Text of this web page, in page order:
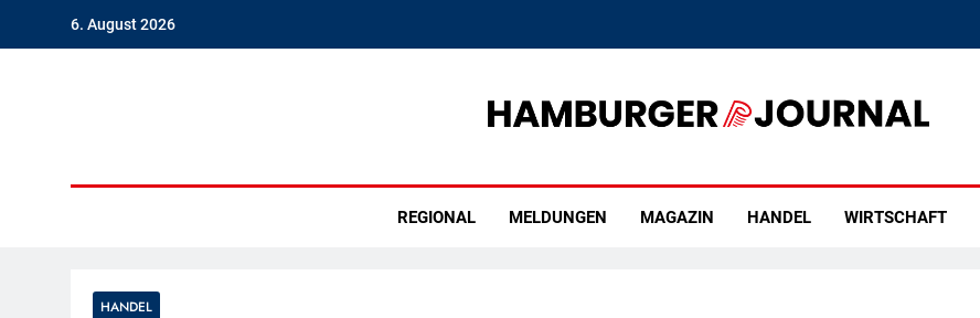
6. August 2026
REGIONAL MELDUNGEN MAGAZIN HANDEL WIRTSCHAFT
HANDEL